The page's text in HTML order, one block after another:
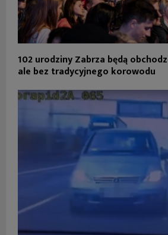
102 urodziny Zabrza będą
ale bez tradycyjnego korowodu